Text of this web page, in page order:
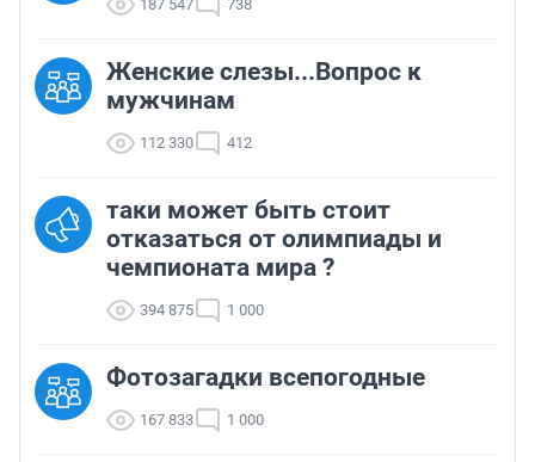
187 547 738
Женские слезы...Вопрос к
мужчинам
112 330 412
таки может быть стоит
отказаться от олимпиады и
чемпионата мира ?
394 875 1 000
Фотозагадки всепогодные
167 833 1 000